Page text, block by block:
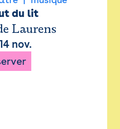
du lit
Laurens
14 nov.